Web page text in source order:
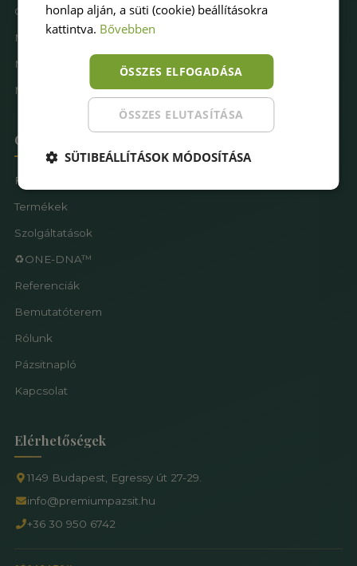
Családbarát műfű
Műfű kutyásoknak
Műfűves sportpálya
Műfű játszótérre
Oldaltérkép
Főoldal
Termékek
Szolgáltatások
♻️ONE-DNA™
Referenciák
Bemutatóterem
Rólunk
Pázsitnapló
Kapcsolat
Elérhetőségek
1149 Budapest, Egressy út 27-29.
info@premiumpazsit.hu
+36 30 950 6742
honlap alján, a süti (cookie) beállításokra
kattintva. Bővebben
ÖSSZES ELFOGADÁSA
ÖSSZES ELUTASÍTÁSA
SÜTIBEÁLLÍTÁSOK MÓDOSÍTÁSA